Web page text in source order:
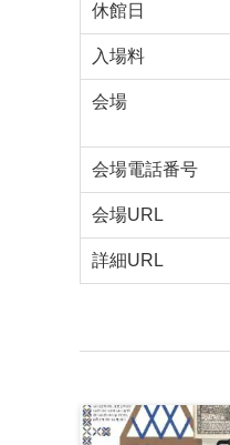
休館日
入場料
会場
会場電話番号
会場URL
詳細URL